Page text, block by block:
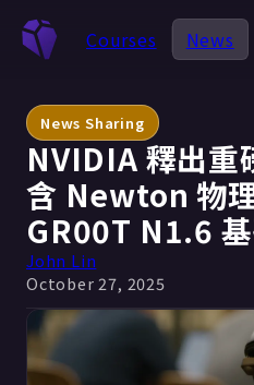
Courses News
News Sharing
NVIDIA 釋出重
含 Newton 物
GR00T N1.6
John Lin
October 27, 2025